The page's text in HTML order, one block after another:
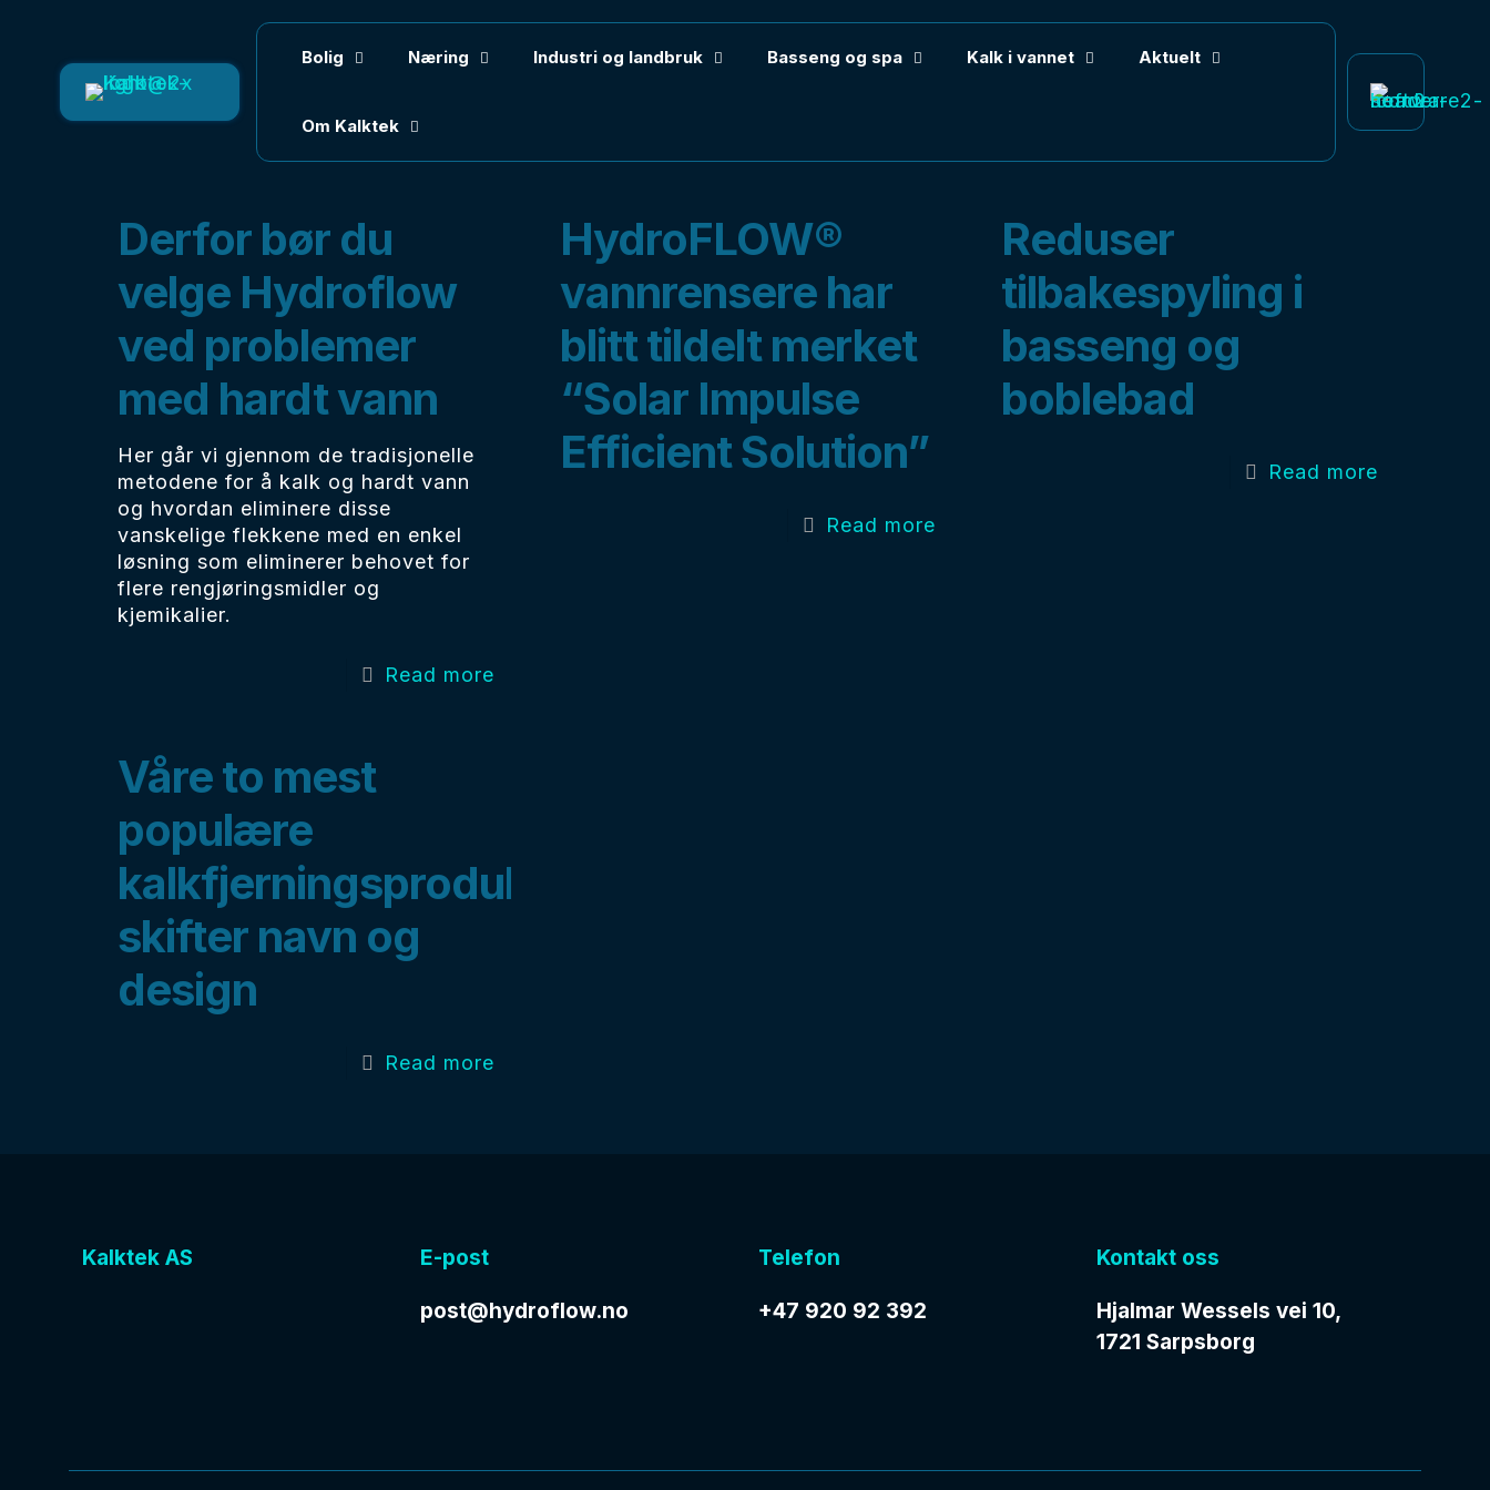
Bolig Næring Industri og landbruk Basseng og spa Kalk i vannet Aktuelt
Om Kalktek
Derfor bør du
velge Hydroflow
ved problemer
med hardt vann
Her går vi gjennom de tradisjonelle
metodene for å kalk og hardt vann
og hvordan eliminere disse
vanskelige flekkene med en enkel
løsning som eliminerer behovet for
flere rengjøringsmidler og
kjemikalier.
Read more
HydroFLOW®
vannrensere har
blitt tildelt merket
“Solar Impulse
Efficient Solution”
Read more
Reduser
tilbakespyling i
basseng og
boblebad
Read more
Våre to mest
populære
kalkfjerningsprodukter
skifter navn og
design
Read more
Kalktek AS E-post
post@hydroflow.no
Telefon
+47 920 92 392
Kontakt oss
Hjalmar Wessels vei 10,
1721 Sarpsborg